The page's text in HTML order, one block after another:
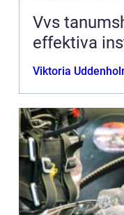
Vvs
effektiva
Viktoria